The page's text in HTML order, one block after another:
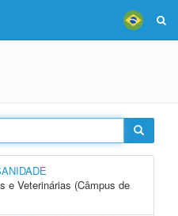
e Veterinárias (Câmpus de